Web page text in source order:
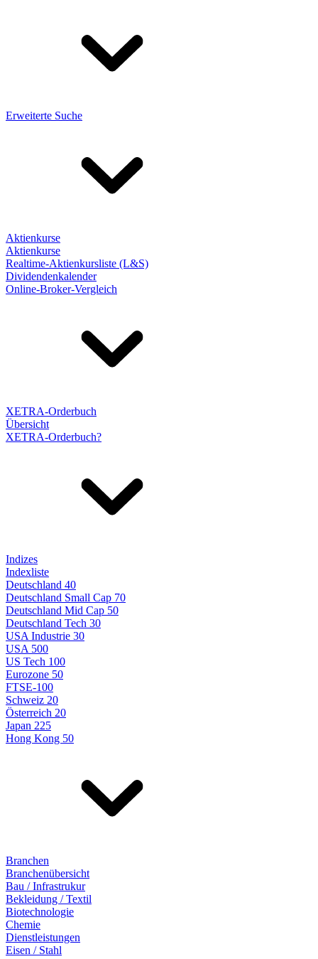
Erweiterte Suche
Aktienkurse
Aktienkurse
Realtime-Aktienkursliste (L&S)
Dividendenkalender
Online-Broker-Vergleich
XETRA-Orderbuch
Übersicht
XETRA-Orderbuch?
Indizes
Indexliste
Deutschland 40
Deutschland Small Cap 70
Deutschland Mid Cap 50
Deutschland Tech 30
USA Industrie 30
USA 500
US Tech 100
Eurozone 50
FTSE-100
Schweiz 20
Österreich 20
Japan 225
Hong Kong 50
Branchen
Branchenübersicht
Bau / Infrastrukur
Bekleidung / Textil
Biotechnologie
Chemie
Dienstleistungen
Eisen / Stahl